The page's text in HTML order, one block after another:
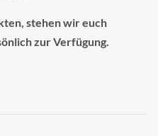
stehen wir euch
zur Verfügung.